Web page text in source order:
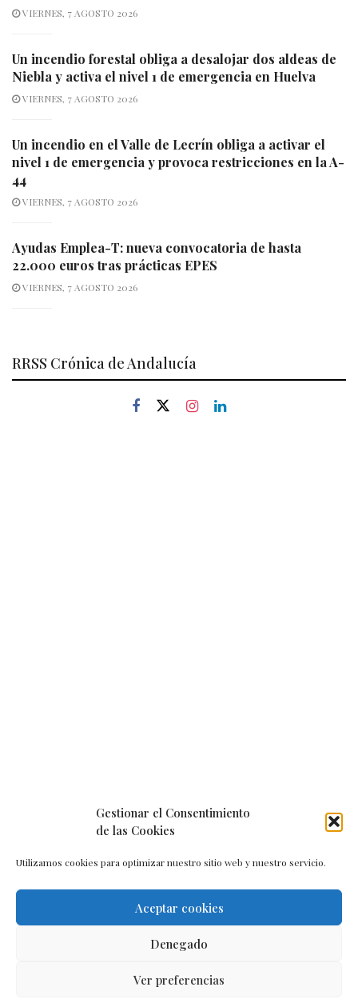
Gestionar el Consentimiento
de las Cookies
Utilizamos cookies para optimizar nuestro sitio web y nuestro servicio.
Aceptar cookies
Denegado
Ver preferencias
VIERNES, 7 AGOSTO 2026
Un incendio forestal obliga a desalojar dos aldeas de
Niebla y activa el nivel 1 de emergencia en Huelva
VIERNES, 7 AGOSTO 2026
Un incendio en el Valle de Lecrín obliga a activar el
nivel 1 de emergencia y provoca restricciones en la A-
44
VIERNES, 7 AGOSTO 2026
Ayudas Emplea-T: nueva convocatoria de hasta
22.000 euros tras prácticas EPES
VIERNES, 7 AGOSTO 2026
RRSS Crónica de Andalucía
Política de cookies